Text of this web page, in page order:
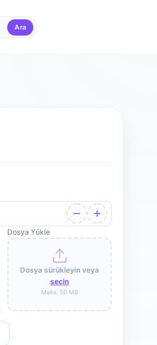
Ara
Dosya Yükle
Dosya sürükleyin veya
seçin
Maks. 50 MB